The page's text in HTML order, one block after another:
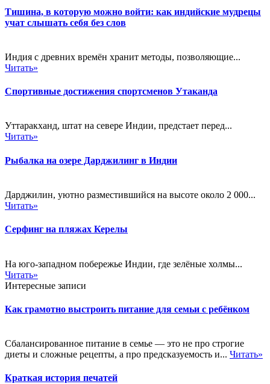
Тишина, в которую можно войти: как индийские мудрецы
учат слышать себя без слов
Индия с древних времён хранит методы, позволяющие...
Читать»
Спортивные достижения спортсменов Утаканда
Уттаракханд, штат на севере Индии, предстает перед...
Читать»
Рыбалка на озере Дарджилинг в Индии
Дарджилин, уютно разместившийся на высоте около 2 000...
Читать»
Серфинг на пляжах Керелы
На юго-западном побережье Индии, где зелёные холмы...
Читать»
Интересные записи
Как грамотно выстроить питание для семьи с ребёнком
Сбалансированное питание в семье — это не про строгие
диеты и сложные рецепты, а про предсказуемость и... Читать»
Краткая история печатей